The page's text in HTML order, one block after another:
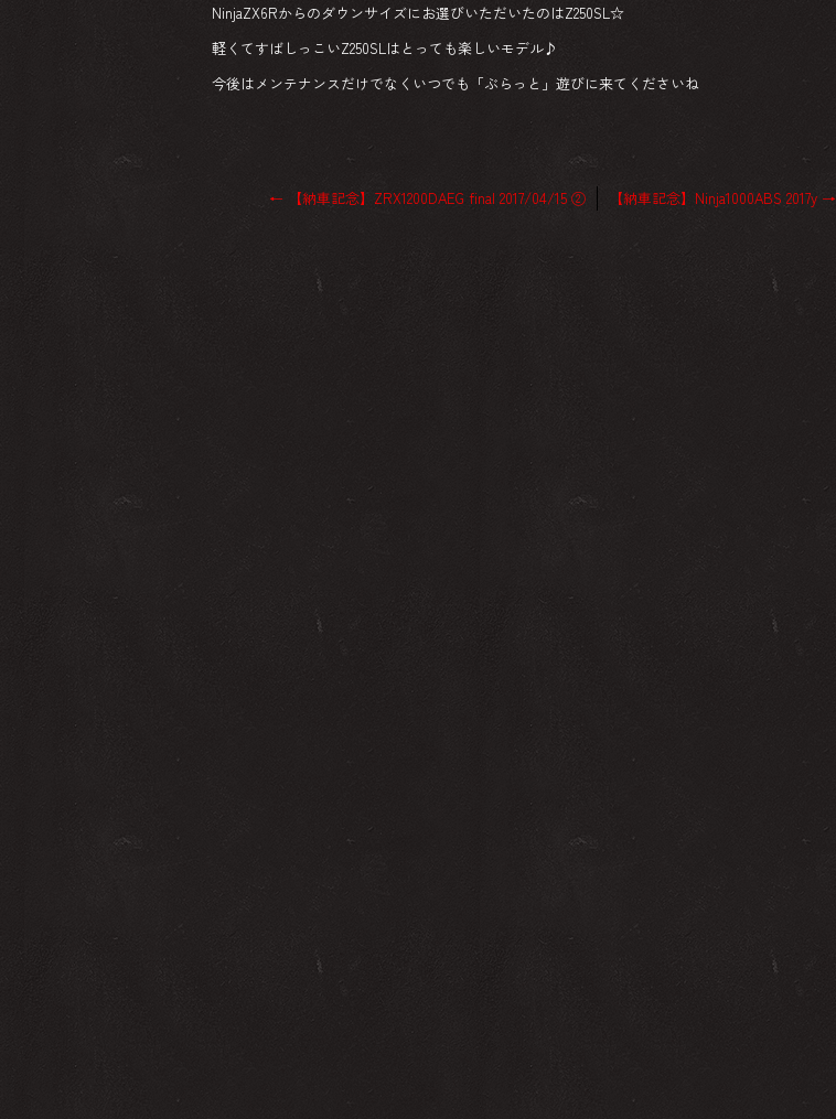
NinjaZX6Rからのダウンサイズにお選びいただいたのはZ250SL☆
軽くてすばしっこいZ250SLはとっても楽しいモデル♪
今後はメンテナンスだけでなくいつでも「ぶらっと」遊びに来てくださいね
← 【納車記念】ZRX1200DAEG final 2017/04/15 ② 【納車記念】Ninja1000ABS 2017y →